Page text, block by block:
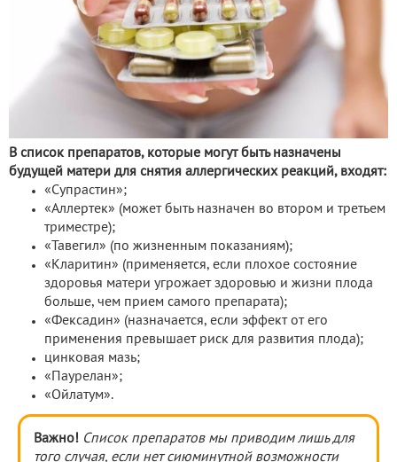
В список препаратов, которые могут быть назначены
будущей матери для снятия аллергических реакций, входят:
«Супрастин»;
«Аллертек» (может быть назначен во втором и третьем
триместре);
«Тавегил» (по жизненным показаниям);
«Кларитин» (применяется, если плохое состояние
здоровья матери угрожает здоровью и жизни плода
больше, чем прием самого препарата);
«Фексадин» (назначается, если эффект от его
применения превышает риск для развития плода);
цинковая мазь;
«Паурелан»;
«Ойлатум».
Важно! Список препаратов мы приводим лишь для
того случая, если нет сиюминутной возможности